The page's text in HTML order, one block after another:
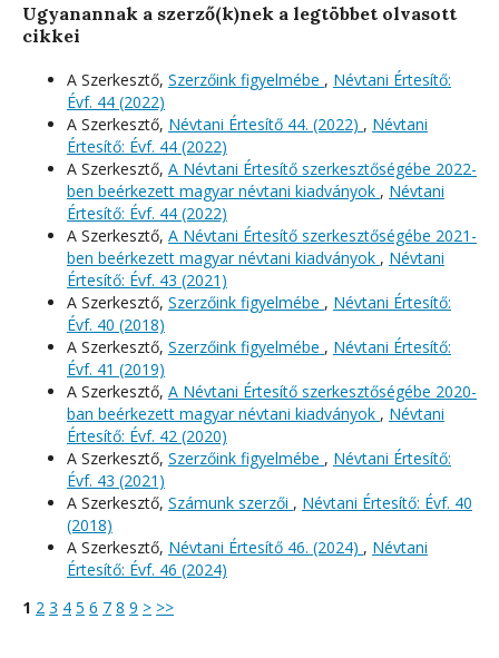
Ugyanannak a szerző(k)nek a legtöbbet olvasott
cikkei
A Szerkesztő, Szerzőink figyelmébe , Névtani Értesítő:
Évf. 44 (2022)
A Szerkesztő, Névtani Értesítő 44. (2022) , Névtani
Értesítő: Évf. 44 (2022)
A Szerkesztő, A Névtani Értesítő szerkesztőségébe 2022-
ben beérkezett magyar névtani kiadványok , Névtani
Értesítő: Évf. 44 (2022)
A Szerkesztő, A Névtani Értesítő szerkesztőségébe 2021-
ben beérkezett magyar névtani kiadványok , Névtani
Értesítő: Évf. 43 (2021)
A Szerkesztő, Szerzőink figyelmébe , Névtani Értesítő:
Évf. 40 (2018)
A Szerkesztő, Szerzőink figyelmébe , Névtani Értesítő:
Évf. 41 (2019)
A Szerkesztő, A Névtani Értesítő szerkesztőségébe 2020-
ban beérkezett magyar névtani kiadványok , Névtani
Értesítő: Évf. 42 (2020)
A Szerkesztő, Szerzőink figyelmébe , Névtani Értesítő:
Évf. 43 (2021)
A Szerkesztő, Számunk szerzői , Névtani Értesítő: Évf. 40
(2018)
A Szerkesztő, Névtani Értesítő 46. (2024) , Névtani
Értesítő: Évf. 46 (2024)
1 2 3 4 5 6 7 8 9 > >>